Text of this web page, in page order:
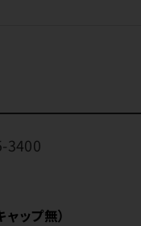
3400
ップ無）